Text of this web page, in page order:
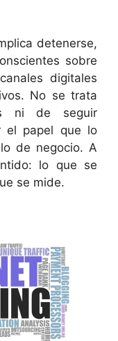
detenerse,
sobre
digitales
No se trata
ni de seguir
el papel que lo
de negocio. A
lo que se
se mide.